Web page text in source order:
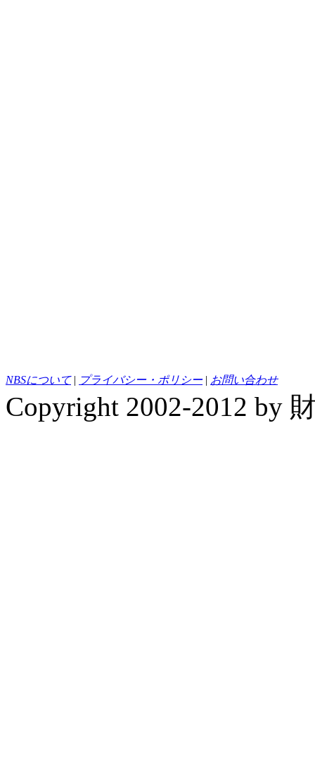
NBSについて| プライバシー・ポリシー| お問い合わせ
Copyright 2002-2012 by